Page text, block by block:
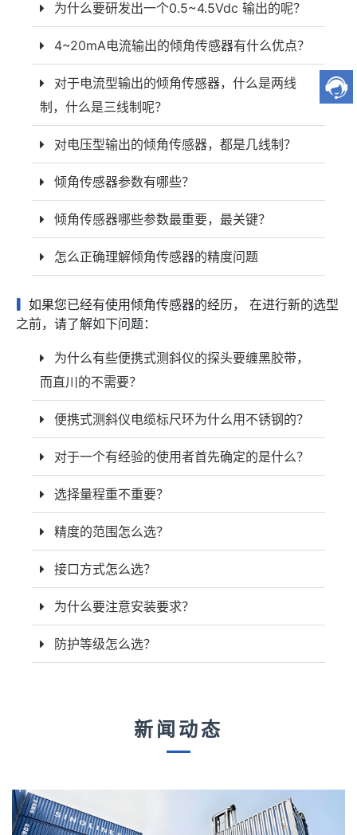
为什么要研发出一个0.5~4.5Vdc 输出的呢？
4~20mA电流输出的倾角传感器有什么优点？
对于电流型输出的倾角传感器，什么是两线
制，什么是三线制呢？
对电压型输出的倾角传感器，都是几线制？
倾角传感器参数有哪些？
倾角传感器哪些参数最重要，最关键？
怎么正确理解倾角传感器的精度问题
如果您已经有使用倾角传感器的经历， 在进行新的选型
之前，请了解如下问题：
为什么有些便携式测斜仪的探头要缠黑胶带，
而直川的不需要？
便携式测斜仪电缆标尺环为什么用不锈钢的？
对于一个有经验的使用者首先确定的是什么？
选择量程重不重要？
精度的范围怎么选？
接口方式怎么选？
为什么要注意安装要求？
防护等级怎么选？
新闻动态